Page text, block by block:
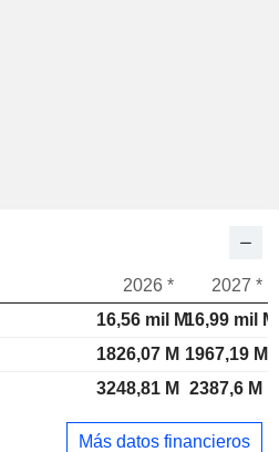
2026 *
2027 *
16,56 mil M16,99 mil M
1826,07 M 1967,19 M
3248,81 M 2387,6 M
Más datos financieros